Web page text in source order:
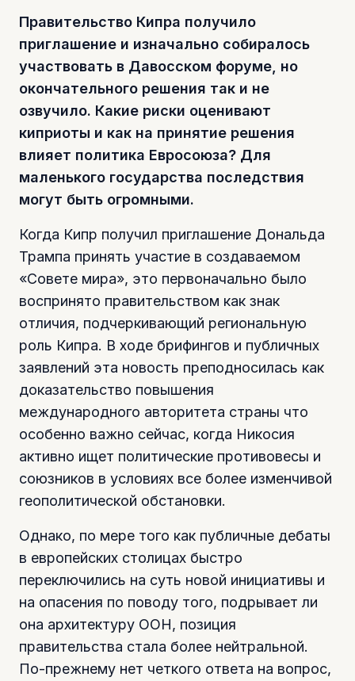
Правительство Кипра получило
приглашение и изначально собиралось
участвовать в Давосском форуме, но
окончательного решения так и не
озвучило. Какие риски оценивают
киприоты и как на принятие решения
влияет политика Евросоюза? Для
маленького государства последствия
могут быть огромными.
Когда Кипр получил приглашение Дональда
Трампа принять участие в создаваемом
«Совете мира», это первоначально было
воспринято правительством как знак
отличия, подчеркивающий региональную
роль Кипра. В ходе брифингов и публичных
заявлений эта новость преподносилась как
доказательство повышения
международного авторитета страны что
особенно важно сейчас, когда Никосия
активно ищет политические противовесы и
союзников в условиях все более изменчивой
геополитической обстановки.
Однако, по мере того как публичные дебаты
в европейских столицах быстро
переключились на суть новой инициативы и
на опасения по поводу того, подрывает ли
она архитектуру ООН, позиция
правительства стала более нейтральной.
По-прежнему нет четкого ответа на вопрос,